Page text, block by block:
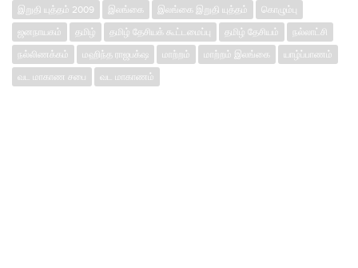
இறுதி யுத்தம் 2009 இலங்கை இலங்கை இறுதி யுத்தம்
கொழும்பு
ஜனநாயகம்
தமிழ் தமிழ் தேசியக் கூட்டமைப்பு தமிழ் தேசியம்
நல்லாட்சி
நல்லிணக்கம்
மஹிந்த ராஜபக்‌ஷ மாற்றம் மாற்றம் இலங்கை
யாழ்ப்பாணம்
வட மாகாண சபை
வட மாகாணம்